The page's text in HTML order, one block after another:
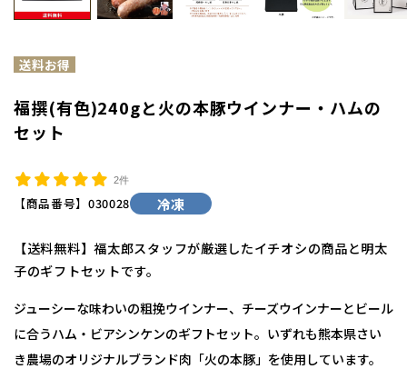
福撰(有色)240gと火の本豚ウインナー・ハムの
セット
2件
【商品番号】 030028 冷凍
【送料無料】福太郎スタッフが厳選したイチオシの商品と明太
子のギフトセットです。
ジューシーな味わいの粗挽ウインナー、チーズウインナーとビール
に合うハム・ビアシンケンのギフトセット。いずれも熊本県さい
き農場のオリジナルブランド肉「火の本豚」を使用しています。